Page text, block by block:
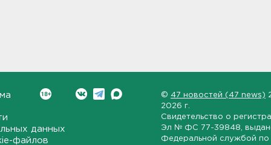
данных
файлов
© 47 новостей (47 news)
2026 г.
Свидетельство о
Эл № ФС 77-39848 ,
Федеральной службой по